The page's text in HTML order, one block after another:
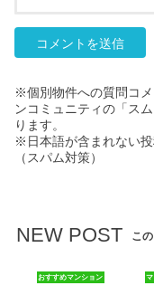
※個別物件への質問コ
ンコミュニティの「ス
ります。
※日本語が含まれない投
（スパム対策）
NEW POST こ
おすすめマンション